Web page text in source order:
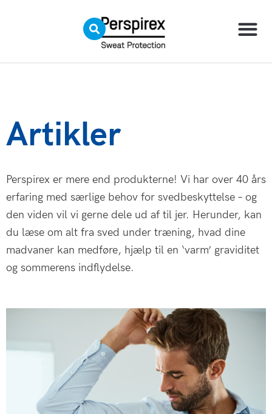
Artikler
Perspirex er mere end produkterne! Vi har over 40 års
erfaring med særlige behov for svedbeskyttelse – og
den viden vil vi gerne dele ud af til jer. Herunder, kan
du læse om alt fra sved under træning, hvad dine
madvaner kan medføre, hjælp til en ‘varm’ graviditet
og sommerens indflydelse.